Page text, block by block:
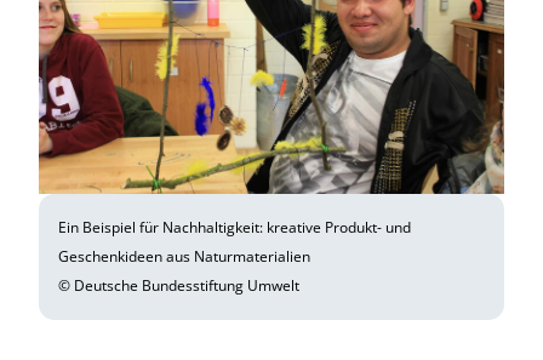
Ein Beispiel für Nachhaltigkeit: kreative Produkt- und
Geschenkideen aus Naturmaterialien
© Deutsche Bundesstiftung Umwelt